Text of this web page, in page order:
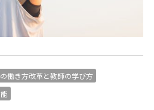
働き方改革と教師の学び方